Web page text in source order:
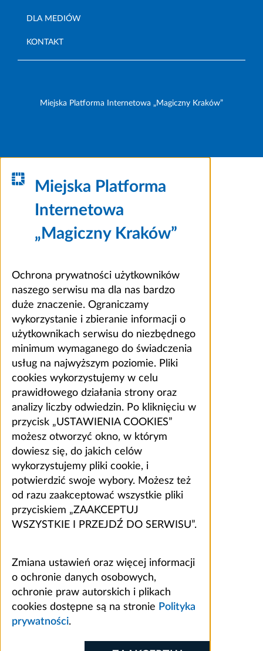
DLA MEDIÓW
KONTAKT
Miejska Platforma Internetowa „Magiczny Kraków”
Miejska Platforma
Internetowa
„Magiczny Kraków”
Ochrona prywatności użytkowników
naszego serwisu ma dla nas bardzo
duże znaczenie. Ograniczamy
wykorzystanie i zbieranie informacji o
użytkownikach serwisu do niezbędnego
minimum wymaganego do świadczenia
usług na najwyższym poziomie. Pliki
cookies wykorzystujemy w celu
prawidłowego działania strony oraz
analizy liczby odwiedzin. Po kliknięciu w
przycisk „USTAWIENIA COOKIES”
możesz otworzyć okno, w którym
dowiesz się, do jakich celów
wykorzystujemy pliki cookie, i
potwierdzić swoje wybory. Możesz też
od razu zaakceptować wszystkie pliki
przyciskiem „ZAAKCEPTUJ
WSZYSTKIE I PRZEJDŹ DO SERWISU”.
Zmiana ustawień oraz więcej informacji
o ochronie danych osobowych,
ochronie praw autorskich i plikach
cookies dostępne są na stronie Polityka
prywatności.